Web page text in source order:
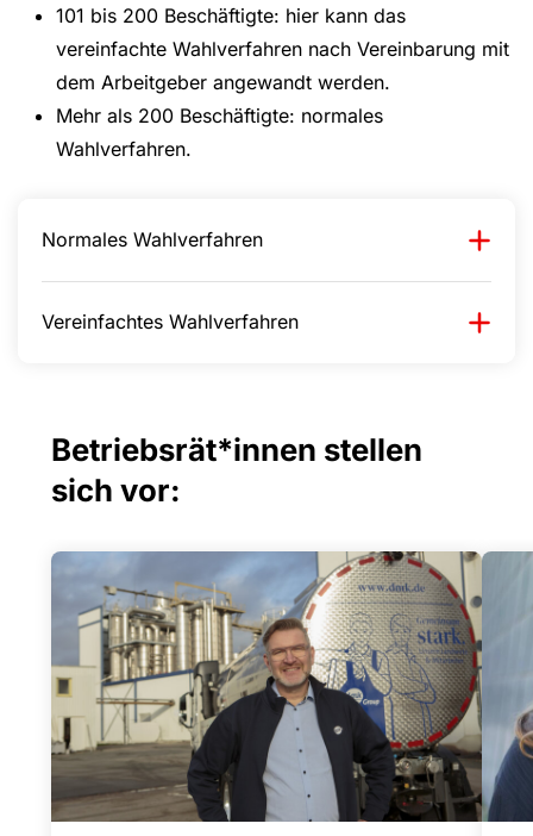
101 bis 200 Beschäftigte: hier kann das
vereinfachte Wahlverfahren nach Vereinbarung mit
dem Arbeitgeber angewandt werden.
Mehr als 200 Beschäftigte: normales
Wahlverfahren.
Normales Wahlverfahren
Vereinfachtes Wahlverfahren
Betriebsrät*innen stellen
sich vor: